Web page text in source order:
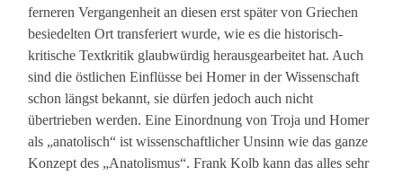
ferneren Vergangenheit an diesen erst später von Griechen
besiedelten Ort transferiert wurde, wie es die historisch-
kritische Textkritik glaubwürdig herausgearbeitet hat. Auch
sind die östlichen Einflüsse bei Homer in der Wissenschaft
schon längst bekannt, sie dürfen jedoch auch nicht
übertrieben werden. Eine Einordnung von Troja und Homer
als „anatolisch“ ist wissenschaftlicher Unsinn wie das ganze
Konzept des „Anatolismus“. Frank Kolb kann das alles sehr